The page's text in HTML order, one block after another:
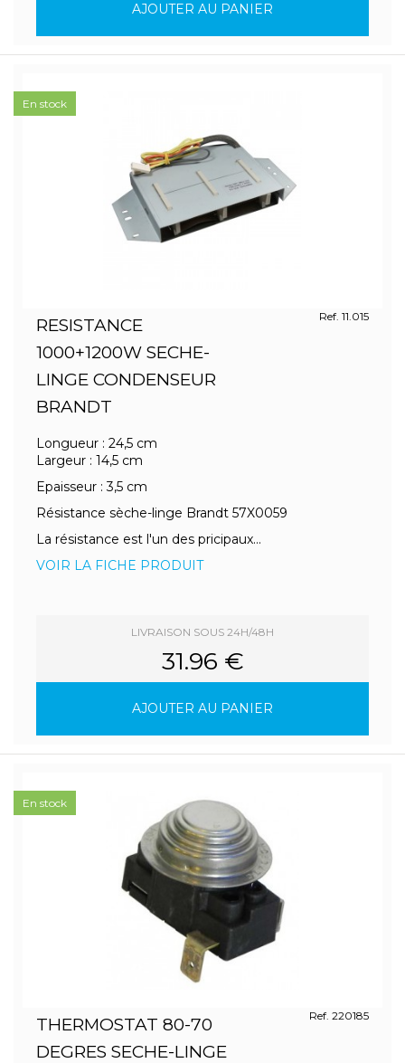
AJOUTER AU PANIER
RESISTANCE
1000+1200W SECHE-
LINGE CONDENSEUR
BRANDT
Ref. 11.015
Longueur : 24,5 cm
Largeur : 14,5 cm
Epaisseur : 3,5 cm
Résistance sèche-linge Brandt 57X0059
La résistance est l'un des pricipaux...
VOIR LA FICHE PRODUIT
LIVRAISON SOUS 24H/48H
31.96 €
AJOUTER AU PANIER
En stock
THERMOSTAT 80-70
DEGRES SECHE-LINGE
Ref. 220185
En stock